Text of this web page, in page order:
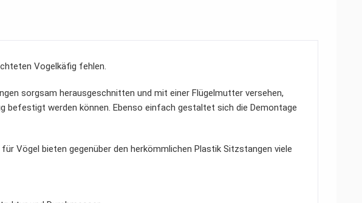
Vogelkäfig fehlen.
sorgsam herausgeschnitten und mit einer Flügelmutter versehen,
befestigt werden können. Ebenso einfach gestaltet sich die Demontage
Vögel bieten gegenüber den herkömmlichen Plastik Sitzstangen viele